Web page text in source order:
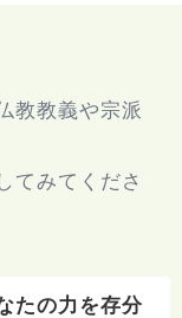
教教義や宗派
てみてくださ
たの力を存分